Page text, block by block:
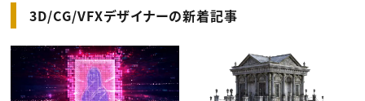
3D/CG/VFXデザイナーの新着記事